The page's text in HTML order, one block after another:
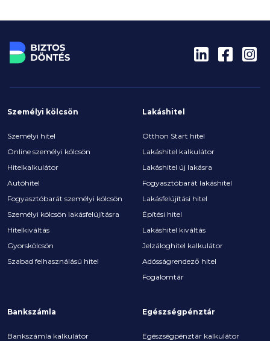
lakosságnál: közel 12 800 milliárd forintot tartunk a
nélkül.
Személyi kölcsön
Személyi hitel
Online személyi kölcsön
Hitelkalkulátor
Autóhitel
Fogyasztóbarát személyi kölcsön
Személyi kölcsön lakásfelújításra
Hitelkiváltás
Gyorskölcsön
Szabad felhasználású hitel
Lakáshitel
Otthon Start hitel
Lakáshitel kalkulátor
Lakáshitel új lakásra
Fogyasztóbarát lakáshitel
Lakásfelújítási hitel
Építési hitel
Lakáshitel kiváltás
Jelzáloghitel kalkulátor
Adósságrendező hitel
Fogalomtár
Bankszámla
Bankszámla kalkulátor
Egészségpénztár
Egészségpénztár kalkulátor